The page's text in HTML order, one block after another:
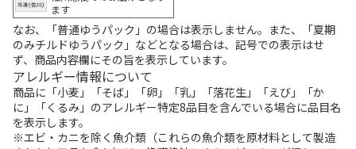
ます
なお、「普通ゆうパック」の場合は表示しません。また、「夏期
のみチルドゆうパック」などとなる場合は、記号での表示はせ
ず、商品内容欄にその旨を表示しています。
アレルギー情報について
商品に「小麦」「そば」「卵」「乳」「落花生」「えび」「か
に」「くるみ」のアレルギー特定8品目を含んでいる場合に品目名
を表示します。
※エビ・カニを除く魚介類（これらの魚介類を原材料として製造